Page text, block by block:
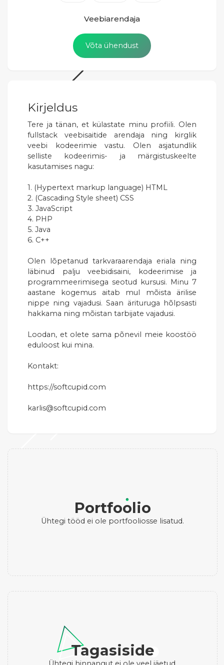
Veebiarendaja
Võta ühendust
Kirjeldus
Tere ja tänan, et külastate minu profiili. Olen
fullstack veebisaitide arendaja ning kirglik
veebi kodeerimie vastu. Olen asjatundlik
selliste kodeerimis- ja märgistuskeelte
kasutamises nagu:
1. (Hypertext markup language) HTML
2. (Cascading Style sheet) CSS
3. JavaScript
4. PHP
5. Java
6. C++
Olen lõpetanud tarkvaraarendaja eriala ning
läbinud palju veebidisaini, kodeerimise ja
programmeerimisega seotud kursusi. Minu 7
aastane kogemus aitab mul mõista ärilise
nippe ning vajadusi. Saan ärituruga hõlpsasti
hakkama ning mõistan tarbijate vajadusi.
Loodan, et olete sama põnevil meie koostöö
eduloost kui mina.
Kontakt:
https://softcupid.com
karlis@softcupid.com
Portfoolio
Ühtegi tööd ei ole portfooliosse lisatud.
Tagasiside